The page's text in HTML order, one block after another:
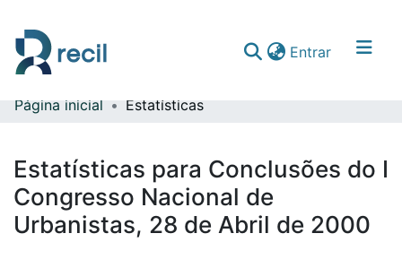
Entrar(current)
Comunidades & Coleções
Página inicial Estatísticas
Estatísticas para Conclusões do I
Congresso Nacional de
Urbanistas, 28 de Abril de 2000